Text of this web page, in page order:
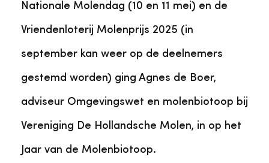
Nationale Molendag (10 en 11 mei) en de
Vriendenloterij Molenprijs 2025 (in
september kan weer op de deelnemers
gestemd worden) ging Agnes de Boer,
adviseur Omgevingswet en molenbiotoop bij
Vereniging De Hollandsche Molen, in op het
Jaar van de Molenbiotoop.